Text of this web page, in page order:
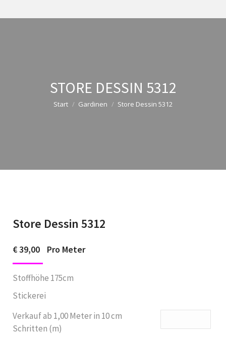
STORE DESSIN 5312
Start Gardinen Store Dessin 5312
Store Dessin 5312
€39,00 Pro Meter
Stoffhöhe 175cm
Stickerei
Verkauf ab 1,00 Meter in 10 cm
Schritten (m)